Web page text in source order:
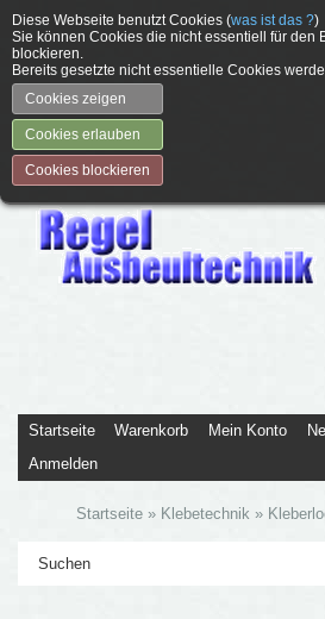
Diese Webseite benutzt Cookies (was ist das ?)
Sie können Cookies die nicht essentiell für den
blockieren.
Bereits gesetzte nicht essentielle Cookies
Cookies zeigen
Cookies erlauben
Cookies blockieren
Startseite Warenkorb Mein Konto
Anmelden
Startseite » Klebetechnik »